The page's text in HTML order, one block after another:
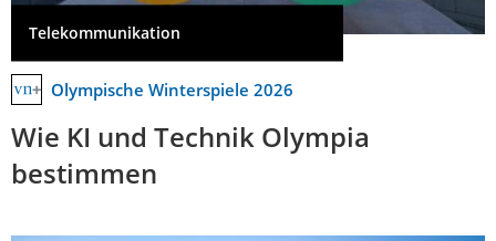
Telekommunikation
Olympische Winterspiele 2026
Wie KI und Technik Olympia
bestimmen